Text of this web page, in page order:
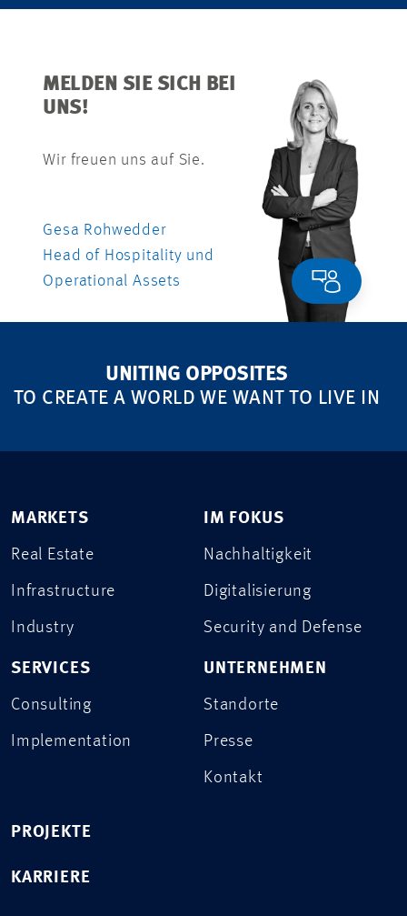
MELDEN SIE SICH BEI
UNS!
Wir freuen uns auf Sie.
Gesa Rohwedder
Head of Hospitality und
Operational Assets
UNITING OPPOSITES
TO CREATE A WORLD WE WANT TO LIVE IN
MARKETS
Real Estate
Infrastructure
Industry
SERVICES
Consulting
Implementation
IM FOKUS
Nachhaltigkeit
Digitalisierung
Security and Defense
UNTERNEHMEN
Standorte
Presse
Kontakt
PROJEKTE
KARRIERE